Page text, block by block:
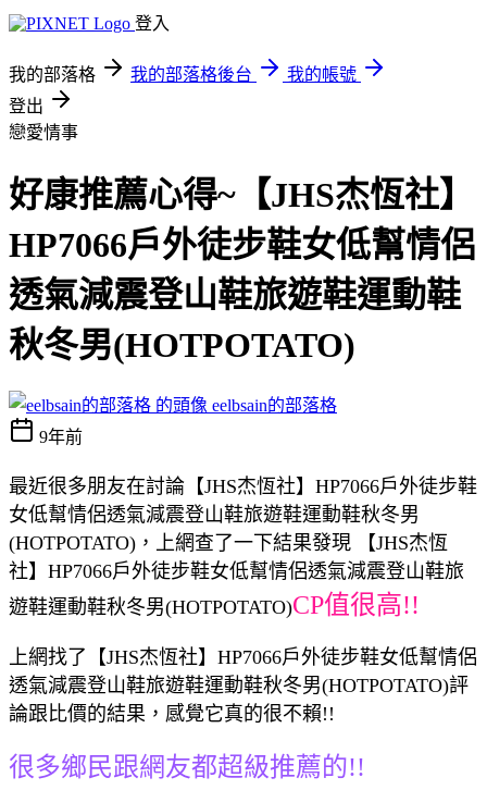
登入
我的部落格 我的部落格後台
我的帳號
登出
戀愛情事
好康推薦心得~【JHS杰恆社】
HP7066戶外徒步鞋女低幫情侶
透氣減震登山鞋旅遊鞋運動鞋
秋冬男(HOTPOTATO)
eelbsain的部落格
9年前
最近很多朋友在討論【JHS杰恆社】HP7066戶外徒步鞋
女低幫情侶透氣減震登山鞋旅遊鞋運動鞋秋冬男
(HOTPOTATO)，上網查了一下結果發現 【JHS杰恆
社】HP7066戶外徒步鞋女低幫情侶透氣減震登山鞋旅
遊鞋運動鞋秋冬男(HOTPOTATO)CP值很高!!
上網找了【JHS杰恆社】HP7066戶外徒步鞋女低幫情侶
透氣減震登山鞋旅遊鞋運動鞋秋冬男(HOTPOTATO)評
論跟比價的結果，感覺它真的很不賴!!
很多鄉民跟網友都超級推薦的!!